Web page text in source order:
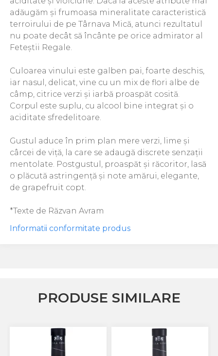
Nea FLORICĂ
Vinuri Din GRECIA
Crama BUDUREASCA
ROMÂNE
adăugăm şi frumoasa mineralitate caracteristică
terroirului de pe Târnava Mică, atunci rezultatul
nu poate decât să încânte pe orice admirator al
Feteştii Regale.
Culoarea vinului este galben pai, foarte deschis,
iar nasul, delicat, vine cu un mix de flori albe de
câmp, citrice verzi şi iarbă proaspăt cosită.
Corpul este suplu, cu alcool bine integrat şi o
aciditate sfredelitoare.
Gustul aduce în prim plan mere verzi, lime şi
cârcei de viţă, la care se adaugă discrete senzaţii
mentolate. Postgustul, proaspăt şi răcoritor, lasă
o plăcută astringenţă şi note amărui, elegante,
de grapefruit copt.
*Texte de Răzvan Avram
Informatii conformitate produs
PRODUSE SIMILARE